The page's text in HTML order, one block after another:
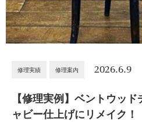
修理実績 修理案内 2026.6.9
【修理実例】ベントウッ
ャビー仕上げにリメイク！